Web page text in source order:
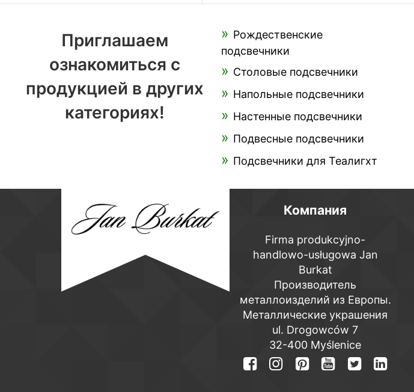
Приглашаем
ознакомиться с
продукцией в других
категориях!
Рождественские
подсвечники
Столовые подсвечники
Напольные подсвечники
Настенные подсвечники
Подвесные подсвечники
Подсвечники для Теалигхт
Компания
Firma produkcyjno-
handlowo-usługowa Jan
Burkat
Производитель
металлоизделий из Европы.
Металлические украшения
ul. Drogowców 7
32-400 Myślenice